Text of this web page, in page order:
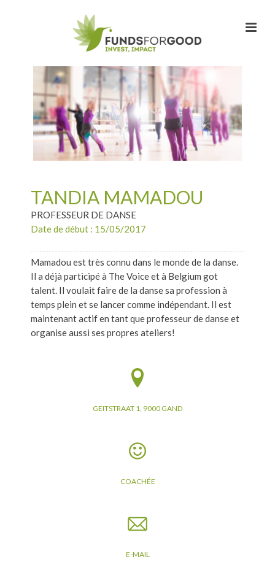
TANDIA MAMADOU
PROFESSEUR DE DANSE
Date de début : 15/05/2017
Mamadou est très connu dans le monde de la danse.
Il a déjà participé à The Voice et à Belgium got
talent. Il voulait faire de la danse sa profession à
temps plein et se lancer comme indépendant. Il est
maintenant actif en tant que professeur de danse et
organise aussi ses propres ateliers!
GEITSTRAAT 1, 9000 GAND
COACHÉE
E-MAIL